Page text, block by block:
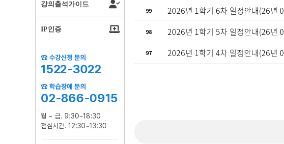
강의출석가이드
IP인증
☎ 수강신청 문의
1522-3022
☎ 학습장애 문의
02-866-0915
월 ~ 금. 9:30~18:30
점심시간. 12:30~13:30
99 2026년 1학기 6차 일정안내(26년
98 2026년 1학기 5차 일정안내(26년
97 2026년 1학기 4차 일정안내(26년